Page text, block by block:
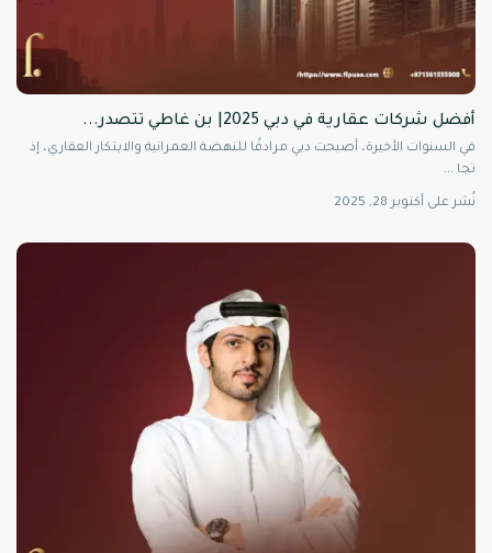
أفضل شركات عقارية في دبي 2025| بن غاطي تتصدر...
في السنوات الأخيرة، أصبحت دبي مرادفًا للنهضة العمرانية والابتكار العقاري، إذ
تجا ...
نُشر على أكتوبر 28, 2025